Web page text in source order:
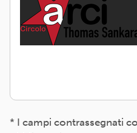
* I campi contrassegnati